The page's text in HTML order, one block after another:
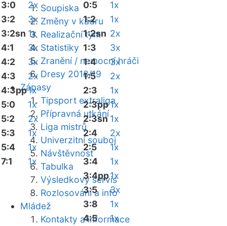
Soupiska
Změny v kádru
Realizační tým
Statistiky
Zranění / nemocní hráči
Dresy 2018/19
Zápasy
Tipsport extraliga
Přípravná utkání
Liga mistrů
Univerzitní souboj
Návštěvnost
Tabulka
Výsledkový servis
Rozlosování a info
Mládež
Kontakty a informace
3:0
2x
3:2
3x
3:2sn 1x
4:1
3x
4:2
3x
4:3
2x
4:3pp1x
5:0
1x
5:2
2x
5:3
1x
5:4
1x
7:1
1x
0:5
1x
1:2
1x
1:2sn 2x
1:3
3x
1:4
3x
1:5
2x
2:3
1x
2:3pp1x
2:3sn 1x
2:4
2x
2:5
1x
3:4
1x
3:4pp1x
3:5
3x
3:8
1x
4:5
1x